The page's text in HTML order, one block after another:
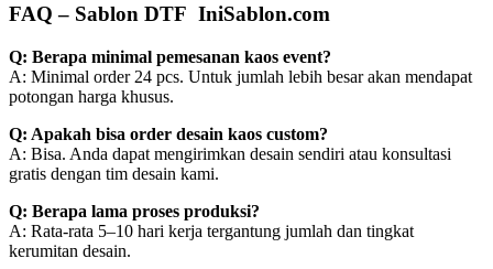
FAQ – Sablon DTF IniSablon.com
Q: Berapa minimal pemesanan kaos event?
A: Minimal order 24 pcs. Untuk jumlah lebih besar akan mendapat
potongan harga khusus.
Q: Apakah bisa order desain kaos custom?
A: Bisa. Anda dapat mengirimkan desain sendiri atau konsultasi
gratis dengan tim desain kami.
Q: Berapa lama proses produksi?
A: Rata-rata 5–10 hari kerja tergantung jumlah dan tingkat
kerumitan desain.